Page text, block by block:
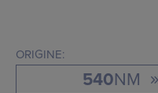
ORIGINE:
540NM